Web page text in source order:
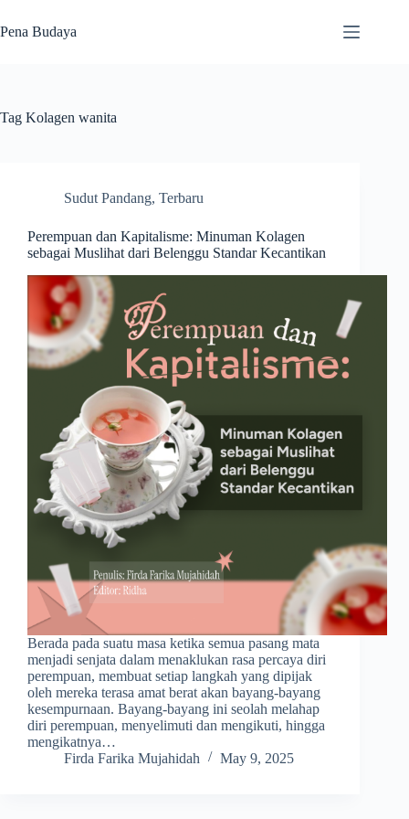
to
content
Pena Budaya
Tag Kolagen wanita
Sudut Pandang, Terbaru
Perempuan dan Kapitalisme: Minuman Kolagen
sebagai Muslihat dari Belenggu Standar Kecantikan
Berada pada suatu masa ketika semua pasang mata
menjadi senjata dalam menaklukan rasa percaya diri
perempuan, membuat setiap langkah yang dipijak
oleh mereka terasa amat berat akan bayang-bayang
kesempurnaan. Bayang-bayang ini seolah melahap
diri perempuan, menyelimuti dan mengikuti, hingga
mengikatnya…
Firda Farika Mujahidah
May 9, 2025